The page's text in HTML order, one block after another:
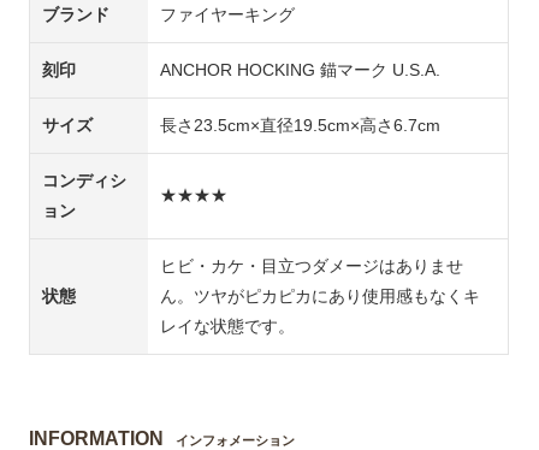
ブランド ファイヤーキング
刻印 ANCHOR HOCKING 錨マーク U.S.A.
サイズ 長さ23.5cm×直径19.5cm×高さ6.7cm
コンディシ
ョン
★★★★
状態
ヒビ・カケ・目立つダメージはありませ
ん。ツヤがピカピカにあり使用感もなくキ
レイな状態です。
INFORMATION インフォメーション